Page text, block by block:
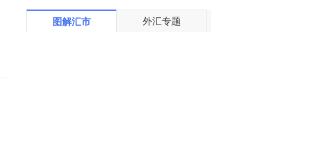
图解汇市 外汇专题